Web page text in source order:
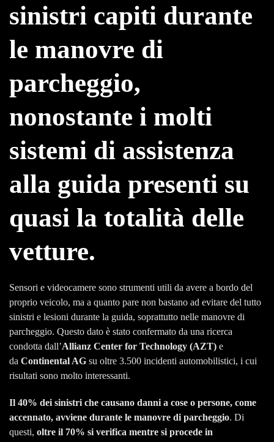
sinistri capiti durante
le manovre di
parcheggio,
nonostante i molti
sistemi di assistenza
alla guida presenti su
quasi la totalità delle
vetture.
Sensori e videocamere sono strumenti utili da avere a bordo del
proprio veicolo, ma a quanto pare non bastano ad evitare del tutto
sinistri e lesioni durante la guida, soprattutto nelle manovre di
parcheggio. Questo dato è stato confermato da una ricerca
condotta dall’Allianz Center for Technology (AZT) e
da Continental AG su oltre 3.500 incidenti automobilistici, i cui
risultati sono molto interessanti.
Il 40% dei sinistri che causano danni a cose o persone, come
accennato, avviene durante le manovre di parcheggio. Di
questi, oltre il 70% si verifica mentre si procede in